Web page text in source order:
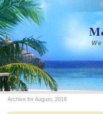
Archive for August, 2019